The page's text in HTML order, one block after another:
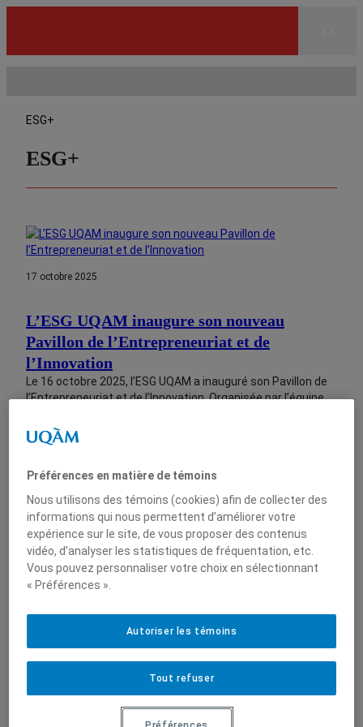
ESG+
ESG+
17 octobre 2025
L’ESG UQAM inaugure son nouveau
Pavillon de l’Entrepreneuriat et de
l’Innovation
Le 16 octobre 2025, l’ESG UQAM a inauguré son Pavillon de
l’Entrepreneuriat et de l’Innovation. Organisée par l’équipe
membres de la communauté pour célébrer l’ouverture de ce
nouvel espace dédié à la collaboration et à la créativité.
23 février 2024
Un engagement pour l’éducation et le
avec Guy Tchakouté
Construire un parcours avec conviction Guy, coordonnateur
de la formation continue et des partenariats internationaux
à l’ESG+, a construit son parcours avec une forte conviction
dans le pouvoir de l’éducation pour favoriser le
développement personnel et professionnel. Diplômé de HEC
Préférences en matière de témoins
Nous utilisons des témoins (cookies) afin de collecter des
informations qui nous permettent d’améliorer votre
expérience sur le site, de vous proposer des contenus
vidéo, d’analyser les statistiques de fréquentation, etc.
Vous pouvez personnaliser votre choix en sélectionnant
« Préférences ».
Tout refuser
Autoriser les témoins